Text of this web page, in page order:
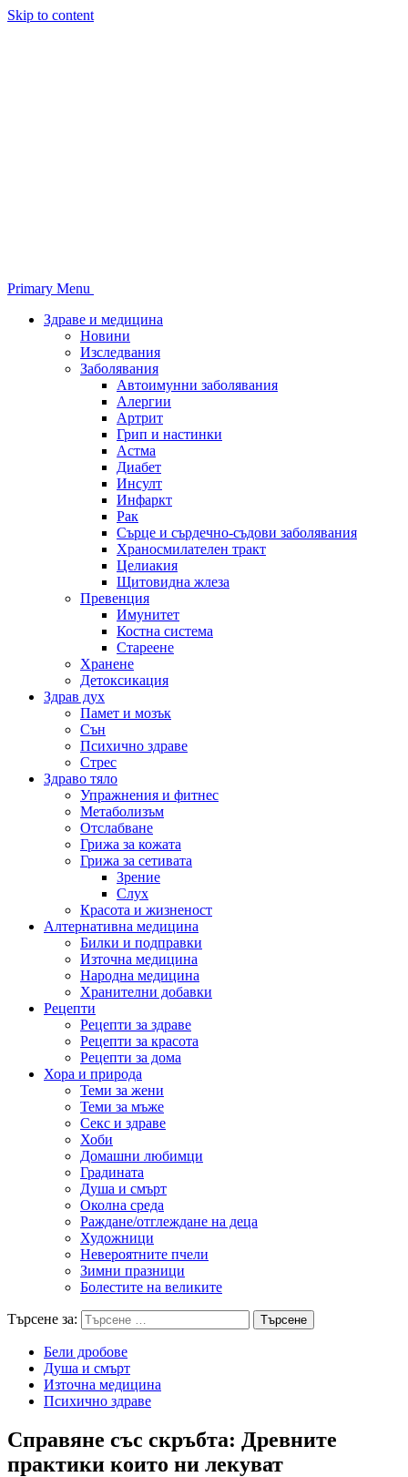
Skip to content
Primary Menu
Здраве и медицина
Новини
Изследвания
Заболявания
Автоимунни заболявания
Алергии
Артрит
Грип и настинки
Астма
Диабет
Инсулт
Инфаркт
Рак
Сърце и сърдечно-съдови заболявания
Храносмилателен тракт
Целиакия
Щитовидна жлеза
Превенция
Имунитет
Костна система
Стареене
Хранене
Детоксикация
Здрав дух
Памет и мозък
Сън
Психично здраве
Стрес
Здраво тяло
Упражнения и фитнес
Метаболизъм
Отслабване
Грижа за кожата
Грижа за сетивата
Зрение
Слух
Красота и жизненост
Алтернативна медицина
Билки и подправки
Източна медицина
Народна медицина
Хранителни добавки
Рецепти
Рецепти за здраве
Рецепти за красота
Рецепти за дома
Хора и природа
Теми за жени
Теми за мъже
Секс и здраве
Хоби
Домашни любимци
Градината
Душа и смърт
Околна среда
Раждане/отглеждане на деца
Художници
Невероятните пчели
Зимни празници
Болестите на великите
Търсене за:
Бели дробове
Душа и смърт
Източна медицина
Психично здраве
Справяне със скръбта: Древните
практики които ни лекуват